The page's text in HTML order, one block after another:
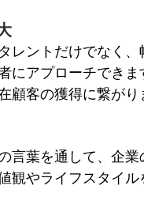
レントだけでなく
にアプローチでき
顧客の獲得に繋がり
言葉を通して、企
観やライフスタイ